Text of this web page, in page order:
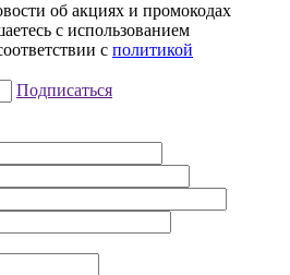
об акциях и промокодах
с использованием
с политикой
Подписаться